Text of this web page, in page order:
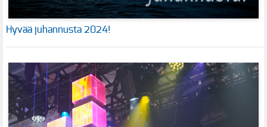
Hyvää juhannusta 2024!